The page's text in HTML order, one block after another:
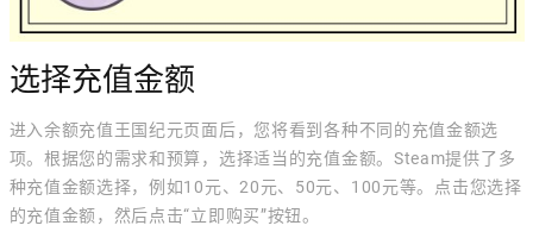
选择充值金额
进入余额充值王国纪元页面后，您将看到各种不同的充值金额选
项。根据您的需求和预算，选择适当的充值金额。Steam提供了多
种充值金额选择，例如10元、20元、50元、100元等。点击您选择
的充值金额，然后点击“立即购买”按钮。